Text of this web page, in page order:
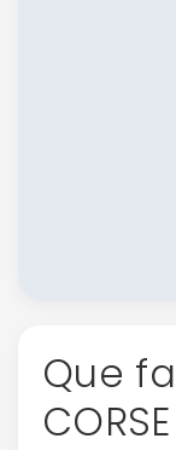
Que